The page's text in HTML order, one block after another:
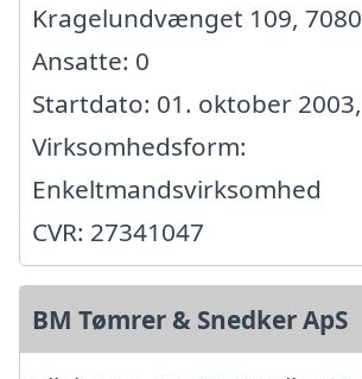
Kragelundvænget 109,
Ansatte: 0
Startdato: 01. oktober 2003,
Virksomhedsform:
Enkeltmandsvirksomhed
CVR: 27341047
BM Tømrer & Snedker ApS